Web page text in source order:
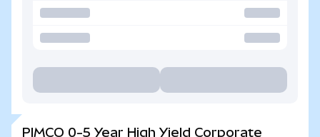
PIMCO 0-5 Year High Yield Corporate